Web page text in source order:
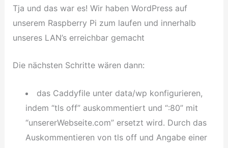
Tja und das war es! Wir haben WordPress auf
unserem Raspberry Pi zum laufen und innerhalb
unseres LAN’s erreichbar gemacht
Die nächsten Schritte wären dann:
das Caddyfile unter data/wp konfigurieren,
indem “tls off” auskommentiert und “:80” mit
“unsererWebseite.com” ersetzt wird. Durch das
Auskommentieren von tls off und Angabe einer